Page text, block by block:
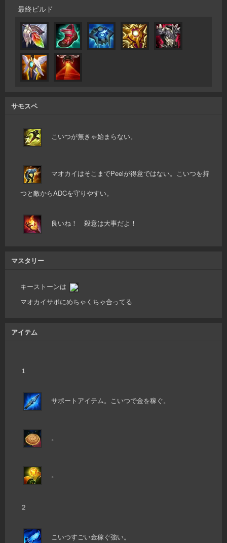
最終ビルド
サモスペ
こいつが無きゃ始まらない。
マオカイはそこまでPeelが得意ではない。こいつを持
つと敵からADCを守りやすい。
良いね！ 殺意は大事だよ！
マスタリー
キーストーンは
マオカイサポにめちゃくちゃ合ってる
アイテム
１
サポートアイテム。こいつで金を稼ぐ。
。
。
２
こいつすごい金稼ぐ強い。